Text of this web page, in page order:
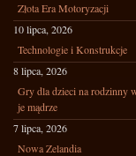
Złota Era Motoryzacji
10 lipca, 2026
Technologie i Konstrukcje
8 lipca, 2026
Gry dla dzieci na rodzinny
je mądrze
7 lipca, 2026
Nowa Zelandia